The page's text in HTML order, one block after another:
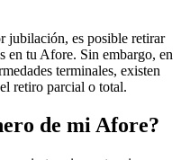
jubilación, es posible retirar
en tu Afore. Sin embargo, en
terminales, existen
retiro parcial o total.
de mi Afore?